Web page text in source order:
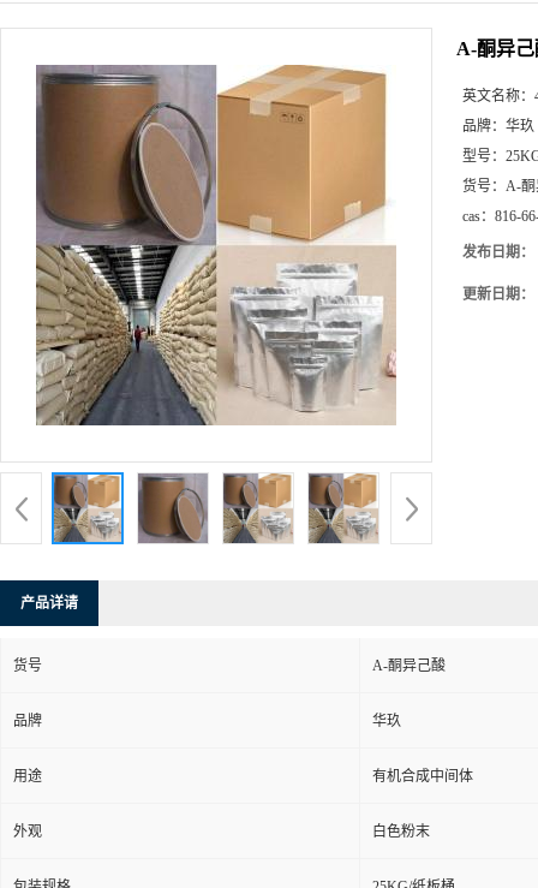
Α-酮异己
英文名称：
品牌： 华玖
型号：
货号： Α-酮
cas： 816-
发布日期：
更新日期：
产品详请
货号 Α-酮异己酸
品牌 华玖
用途 有机合成中间体
外观 白色粉末